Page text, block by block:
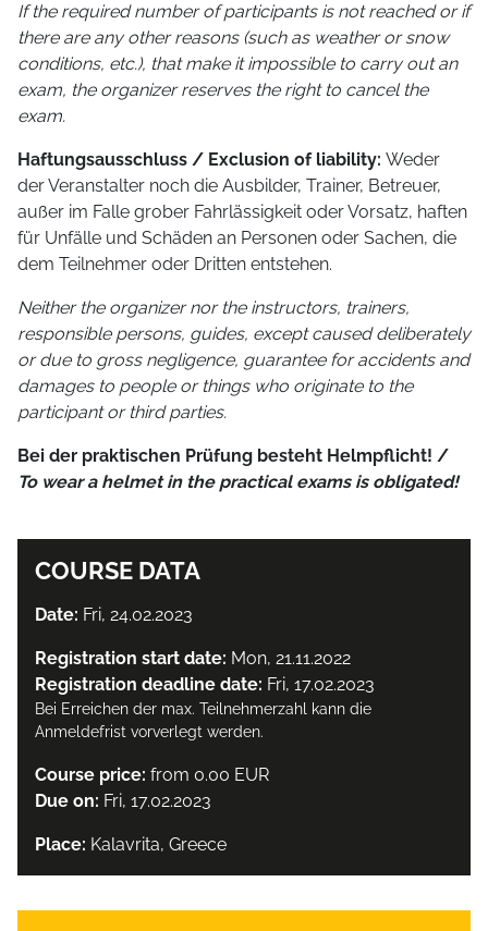
If the required number of participants is not reached or if
there are any other reasons (such as weather or snow
conditions, etc.), that make it impossible to carry out an
exam, the organizer reserves the right to cancel the
exam.
Haftungsausschluss / Exclusion of liability: Weder
der Veranstalter noch die Ausbilder, Trainer, Betreuer,
außer im Falle grober Fahrlässigkeit oder Vorsatz, haften
für Unfälle und Schäden an Personen oder Sachen, die
dem Teilnehmer oder Dritten entstehen.
Neither the organizer nor the instructors, trainers,
responsible persons, guides, except caused deliberately
or due to gross negligence, guarantee for accidents and
damages to people or things who originate to the
participant or third parties.
Bei der praktischen Prüfung besteht Helmpflicht! /
To wear a helmet in the practical exams is obligated!
COURSE DATA
Date: Fri, 24.02.2023
Registration start date: Mon, 21.11.2022
Registration deadline date: Fri, 17.02.2023
Bei Erreichen der max. Teilnehmerzahl kann die
Anmeldefrist vorverlegt werden.
Course price: from 0.00 EUR
Due on: Fri, 17.02.2023
Place: Kalavrita, Greece